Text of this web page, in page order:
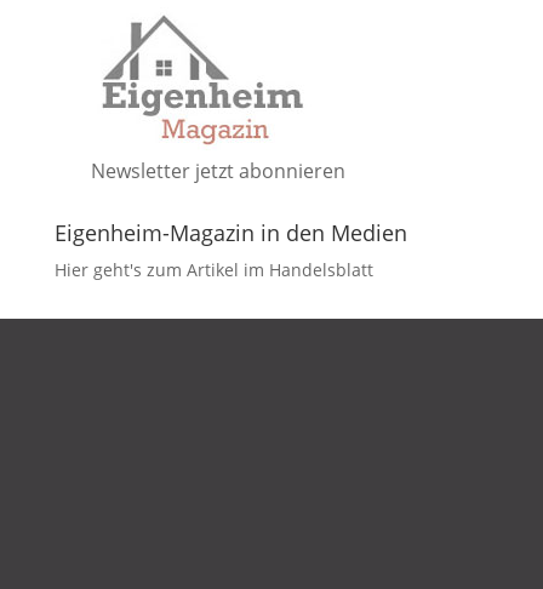
Newsletter jetzt abonnieren
Eigenheim-Magazin in den Medien
Hier geht's zum Artikel im Handelsblatt
DATENSCHUTZ